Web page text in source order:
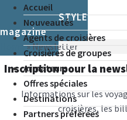
Accueil
Nouveautés
Agents de croisières
Croisières de groupes
Armateurs
Offres spéciales
Destinations
Partners préférées
CRUISE & STYLE
magazine
Home»Newsletter
Inscription pour la
Informations sur les
croisières, les